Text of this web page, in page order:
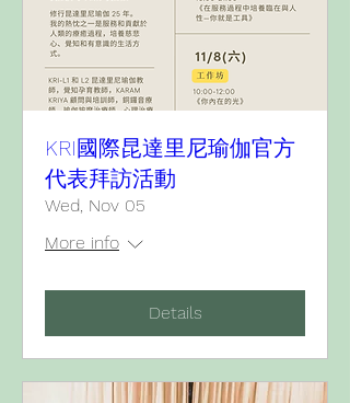
KRI國際昆達里尼瑜伽官方
代表拜訪活動
Wed, Nov 05
More info
Details